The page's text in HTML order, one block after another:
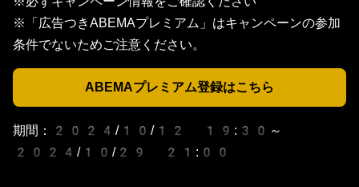
※「広告つきABEMAプレミアム」はキャンペーンの参加
条件でないためご注意ください。
ABEMAプレミアム登録はこちら
期間：2024/10/12 19:30～
2024/10/29 21:00